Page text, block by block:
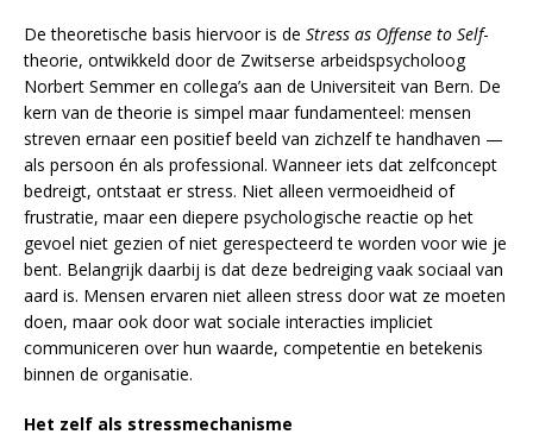
De theoretische basis hiervoor is de Stress as Offense to Self-
theorie, ontwikkeld door de Zwitserse arbeidspsycholoog
Norbert Semmer en collega’s aan de Universiteit van Bern. De
kern van de theorie is simpel maar fundamenteel: mensen
streven ernaar een positief beeld van zichzelf te handhaven —
als persoon én als professional. Wanneer iets dat zelfconcept
bedreigt, ontstaat er stress. Niet alleen vermoeidheid of
frustratie, maar een diepere psychologische reactie op het
gevoel niet gezien of niet gerespecteerd te worden voor wie je
bent. Belangrijk daarbij is dat deze bedreiging vaak sociaal van
aard is. Mensen ervaren niet alleen stress door wat ze moeten
doen, maar ook door wat sociale interacties impliciet
communiceren over hun waarde, competentie en betekenis
binnen de organisatie.
Het zelf als stressmechanisme